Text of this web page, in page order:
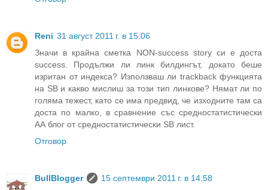
Reni 31 август 2011 г. в 15:06
Значи в крайна сметка NON-success story си е доста
success. Продължи ли линк билдингът, докато беше
изритан от индекса? Използваш ли trackback функцията
на SB и какво мислиш за този тип линкове? Нямат ли по
голяма тежест, като се има предвид, че изходните там са
доста по малко, в сравнение със средностатистически
АА блог от средностатистически SB лист.
Отговор
BullBlogger
15 септември 2011 г. в 14:58